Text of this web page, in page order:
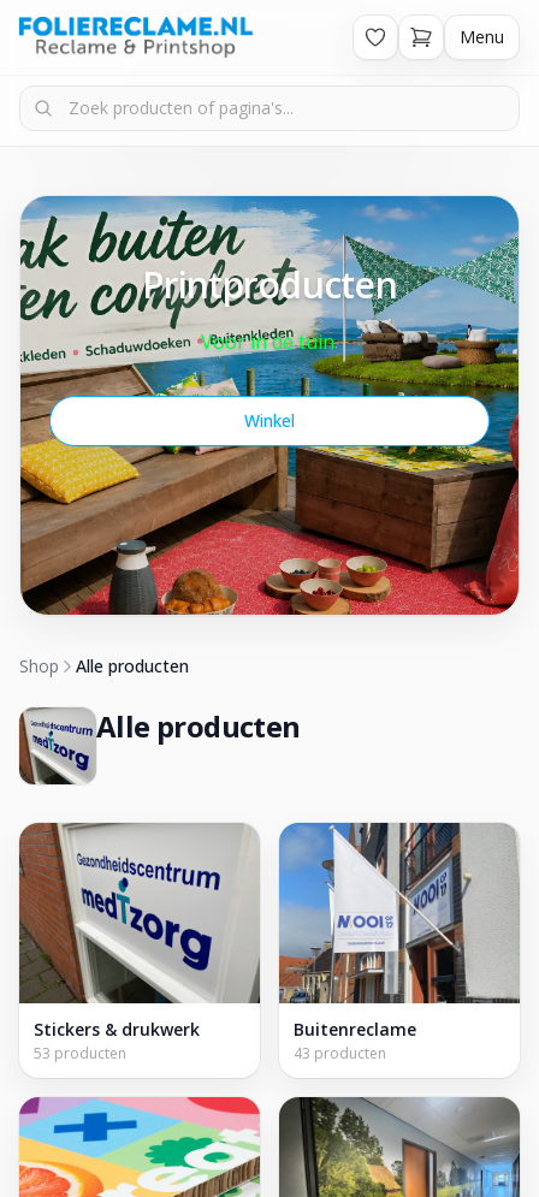
Menu
Printproducten
Voor in de tuin.
Winkel
Shop Alle producten
Alle producten
Stickers & drukwerk
53 producten
Buitenreclame
43 producten